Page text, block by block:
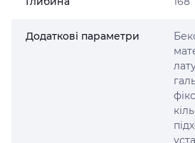
Додаткові параметри